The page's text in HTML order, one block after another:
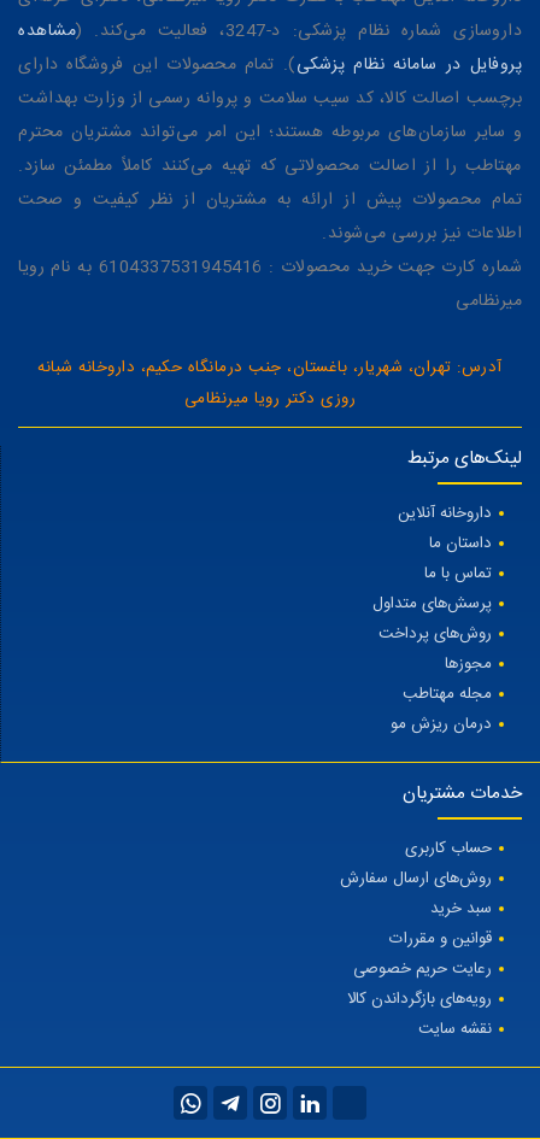
داروسازی شماره نظام پزشکی: د-3247، فعالیت می‌کند. (
مشاهده
پروفایل در سامانه نظام پزشکی). تمام محصولات این فروشگاه دارای
برچسب اصالت کالا، کد سیب سلامت و پروانه رسمی از وزارت بهداشت
و سایر سازمان‌های مربوطه هستند؛ این امر می‌تواند مشتریان محترم
مهتاطب را از اصالت محصولاتی که تهیه می‌کنند کاملاً مطمئن سازد.
تمام محصولات پیش از ارائه به مشتریان از نظر کیفیت و صحت
اطلاعات نیز بررسی می‌شوند.
شماره کارت جهت خرید محصولات : 6104337531945416 به نام رویا
میرنظامی
آدرس: تهران، شهریار، باغستان، جنب درمانگاه حکیم، داروخانه شبانه
روزی دکتر رویا میرنظامی
لینک‌های مرتبط
داروخانه آنلاین
داستان ما
تماس با ما
پرسش‌های متداول
روش‌های پرداخت
مجوزها
مجله مهتاطب
درمان ریزش مو
خدمات مشتریان
حساب کاربری
روش‌های ارسال سفارش
سبد خرید
قوانین و مقررات
رعایت حریم خصوصی
رویه‌های بازگرداندن کالا
نقشه سایت